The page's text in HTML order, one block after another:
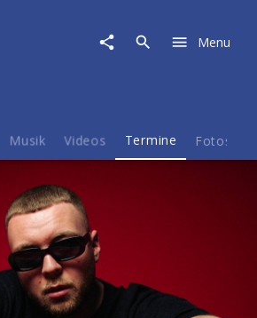
Menu
Musik Videos Termine Fotos